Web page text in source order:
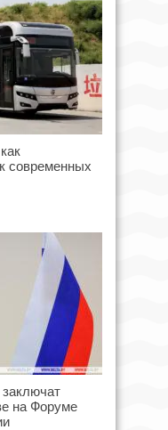
современных
заключат
на Форуме